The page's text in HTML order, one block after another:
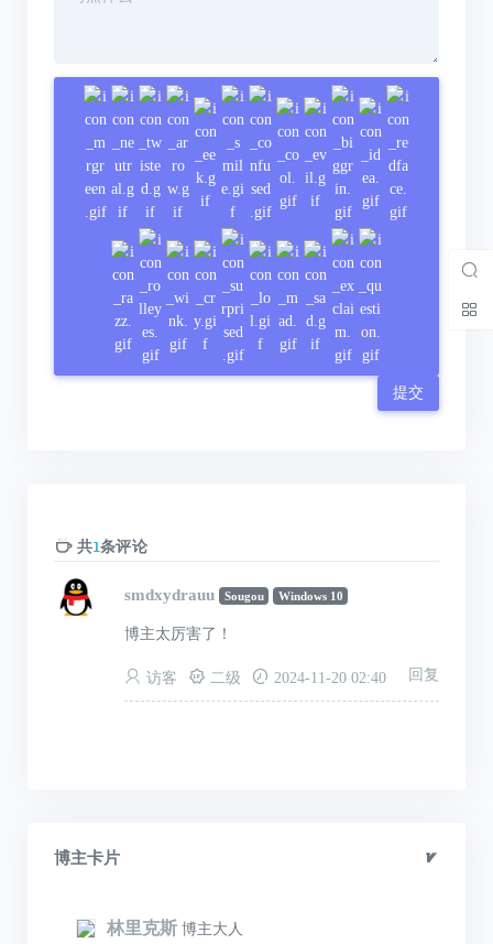
提交
共1条评论
smdxydrauu Sougou Windows 10
博主太厉害了！
访客 二级 2024-11-20 02:40 回复
博主卡片
林里克斯 博主大人